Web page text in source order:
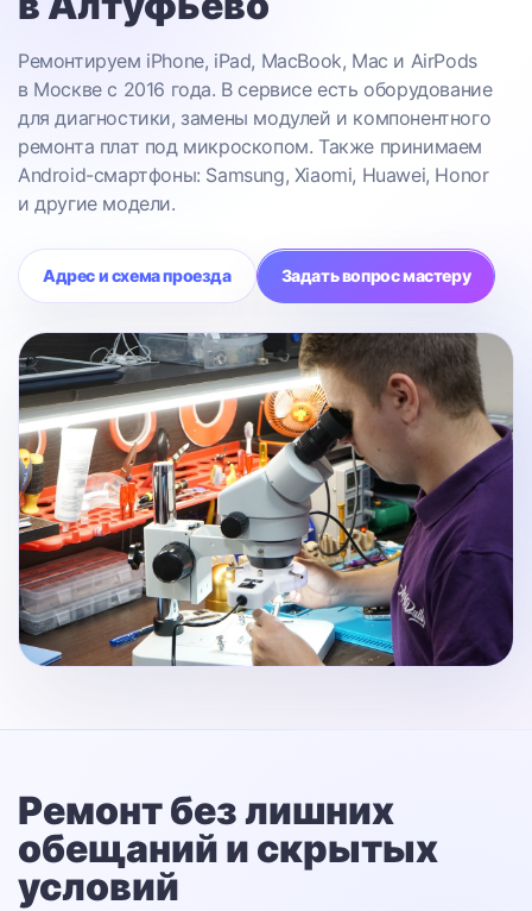
Ремонтируем iPhone, iPad, MacBook, Mac и AirPods
в Москве с 2016 года. В сервисе есть оборудование
для диагностики, замены модулей и компонентного
ремонта плат под микроскопом. Также принимаем
Android-смартфоны: Samsung, Xiaomi, Huawei, Honor
и другие модели.
Адрес и схема проезда Задать вопрос мастеру
Ремонт без лишних
обещаний и скрытых
условий